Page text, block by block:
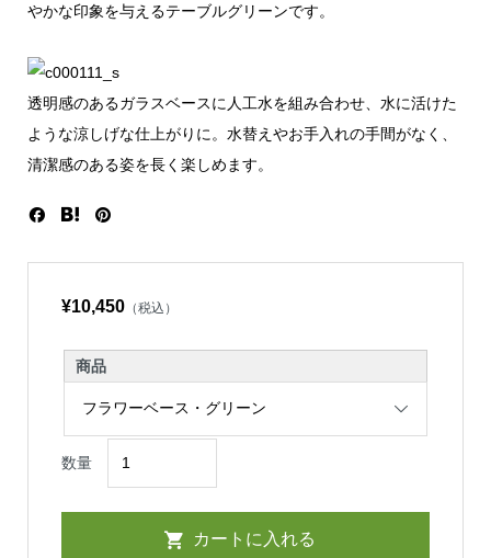
やかな印象を与えるテーブルグリーンです。
透明感のあるガラスベースに人工水を組み合わせ、水に活けた
ような涼しげな仕上がりに。水替えやお手入れの手間がなく、
清潔感のある姿を長く楽しめます。
¥10,450（税込）
商品
数量